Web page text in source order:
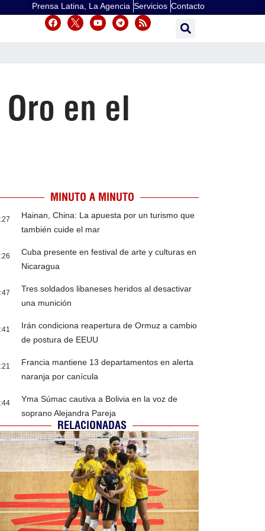
Prensa Latina, La Agencia Servicios Contacto
en el
MINUTO A MINUTO
Hainan, China: La apuesta por un turismo que
también cuide el mar
Cuba presente en festival de arte y culturas en
Nicaragua
Tres soldados libaneses heridos al desactivar
una munición
Irán condiciona reapertura de Ormuz a cambio
de postura de EEUU
Francia mantiene 13 departamentos en alerta
naranja por canícula
Yma Súmac cautiva a Bolivia en la voz de
soprano Alejandra Pareja
RELACIONADAS